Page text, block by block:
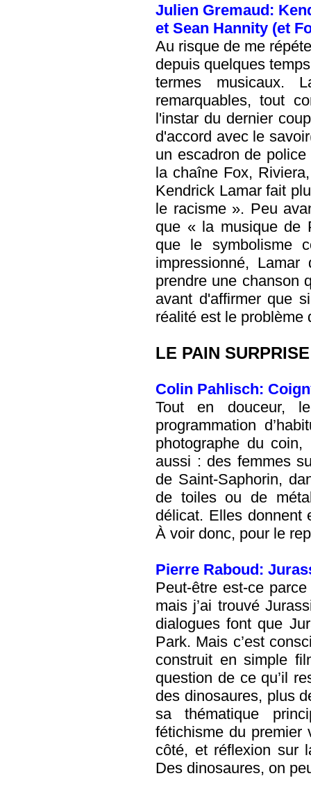
Julien Gremaud:
et Sean Hannity (et
Au risque de me
depuis quelques
termes
remarquables, tout
l'instar du dernier
d'accord avec le
un escadron de
la chaîne Fox,
Kendrick Lamar fait
le racisme ». Peu
que « la musique de
que le symbolisme
impressionné, Lamar
prendre une chanson
avant d'affirmer que
réalité est le problème
LE PAIN
Colin Pahlisch:
Tout en douceur,
programmation
photographe du
aussi : des femmes
de Saint-Saphorin,
de toiles ou de
délicat. Elles donnent
À voir donc, pour le
Pierre Raboud:
Peut-être est-ce
mais j’ai trouvé
dialogues font que
Park. Mais c’est
construit en simple
question de ce qu’il
des dinosaures, plus
sa thématique
fétichisme du premier
côté, et réflexion sur
Des dinosaures, on